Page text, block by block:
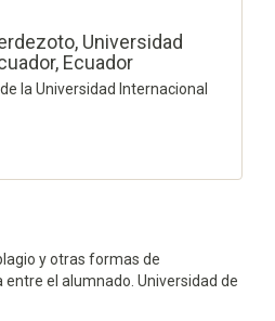
Universidad
Ecuador
la Universidad Internacional
y otras formas de
el alumnado. Universidad de